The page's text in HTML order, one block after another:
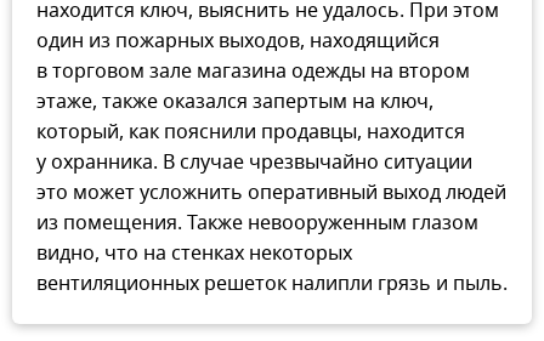
находится ключ, выяснить не удалось. При этом
один из пожарных выходов, находящийся
в торговом зале магазина одежды на втором
этаже, также оказался запертым на ключ,
который, как пояснили продавцы, находится
у охранника. В случае чрезвычайно ситуации
это может усложнить оперативный выход людей
из помещения. Также невооруженным глазом
видно, что на стенках некоторых
вентиляционных решеток налипли грязь и пыль.